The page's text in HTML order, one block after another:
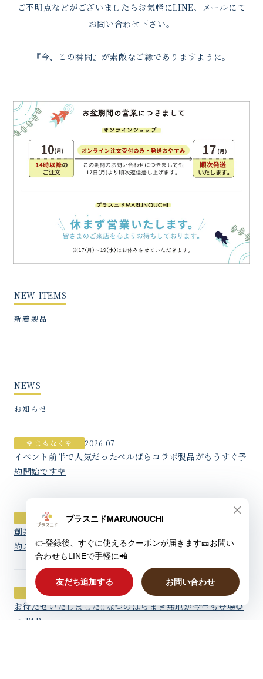
ご不明点などがございましたらお気軽にLINE、メールにて
お問い合わせ下さい。
『今、この瞬間』が素敵なご縁でありますように。
NEW ITEMS
新着製品
NEWS
お知らせ
2026.07
🌹まもなく🌹
イベント前半で人気だったベルばらコラボ製品がもうすぐ予
約開始です🌹
2026.06
🌹受注開始🌹
創業300年の老舗とコラボ✨ベルばらデザインの京扇子、予
約スタートです🪭👈TAP
✨人気✨
お待たせいたしました‼️なつのはらまき無地が今年も登場🌻
👈TAP